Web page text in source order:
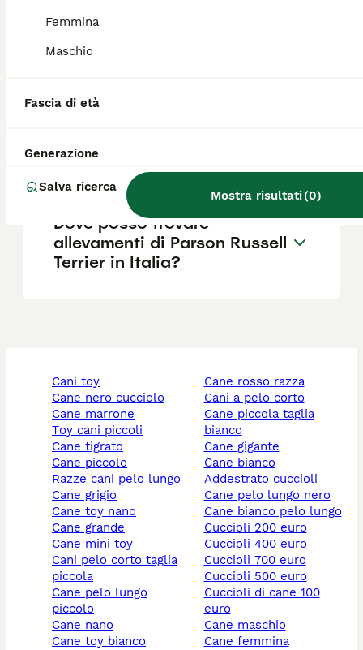
Femmina
Maschio
Fascia di età
Generazione
Salva ricerca
Mostra risultati(0)
Quanto costa un Parson
Russell Terrier?
Dove posso trovare
allevamenti di Parson Russell
Terrier in Italia?
cani toy
cane nero cucciolo
cane marrone
toy cani piccoli
cane tigrato
cane piccolo
razze cani pelo lungo
cane grigio
cane toy nano
cane grande
cane mini toy
cani pelo corto taglia
piccola
cane pelo lungo
piccolo
cane nano
cane toy bianco
cane rosso razza
cani a pelo corto
cane piccola taglia
bianco
cane gigante
cane bianco
addestrato cuccioli
cane pelo lungo nero
cane bianco pelo lungo
cuccioli 200 euro
cuccioli 400 euro
cuccioli 700 euro
cuccioli 500 euro
cuccioli di cane 100
euro
cane maschio
cane femmina